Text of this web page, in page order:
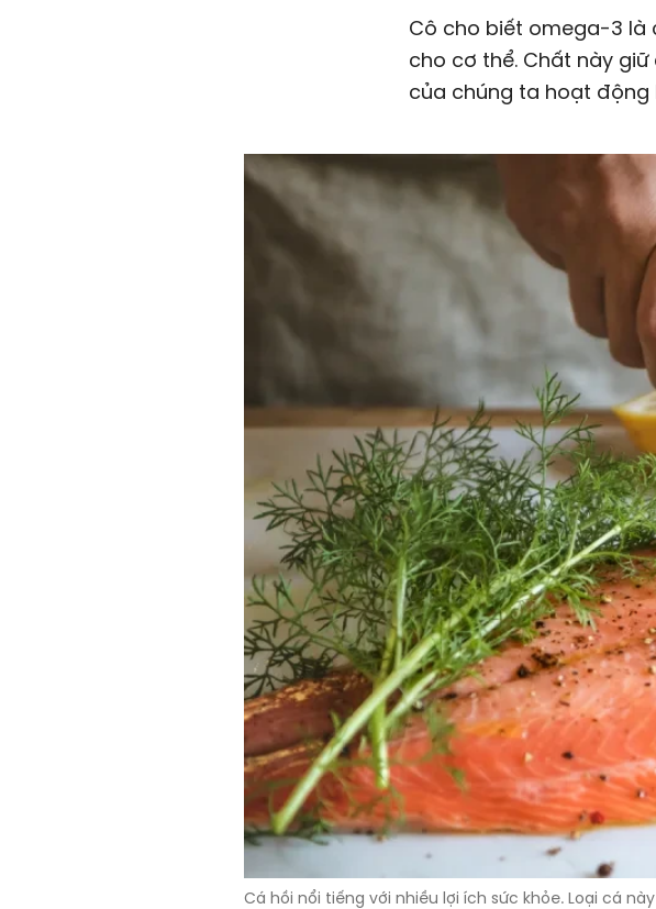
Cô cho biết omega-3 là
cho cơ thể. Chất này
của chúng ta hoạt động
Cá hồi nổi tiếng với nhiều lợi ích sức khỏe. Loại cá